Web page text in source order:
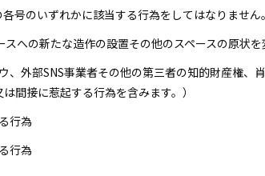
号のいずれかに該当する行為をしてはなりません。
への新たな造作の設置その他のスペースの原状
、外部SNS事業者その他の第三者の知的財産権、
間接に惹起する行為を含みます。）
行為
行為